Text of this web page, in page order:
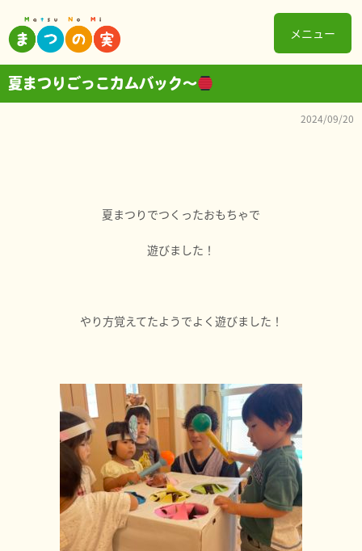
メニュー
夏まつりごっこカムバック〜
2024/09/20
夏まつりでつくったおもちゃで
遊びました！
やり方覚えてたようでよく遊びました！